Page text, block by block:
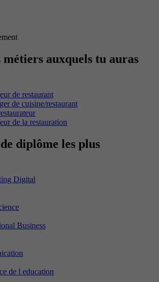
métiers auxquels tu auras
de restaurant
de cuisine/restaurant
de la restauration
diplôme les plus
Digital
Business
de l education